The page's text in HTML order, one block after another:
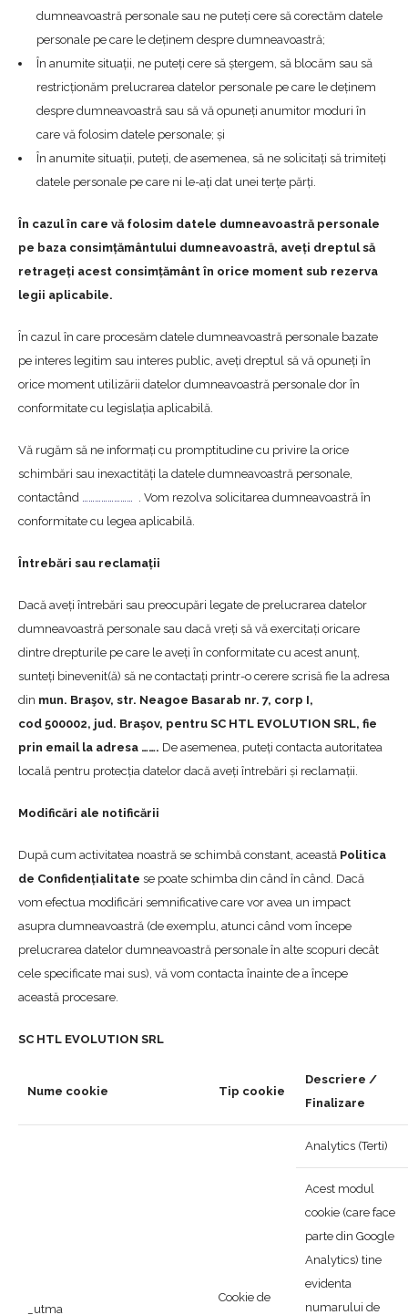
dumneavoastră personale sau ne puteți cere să corectăm datele
personale pe care le deținem despre dumneavoastră;
În anumite situații, ne puteți cere să ștergem, să blocăm sau să
restricționăm prelucrarea datelor personale pe care le deținem
despre dumneavoastră sau să vă opuneți anumitor moduri în
care vă folosim datele personale; și
În anumite situații, puteți, de asemenea, să ne solicitați să trimiteți
datele personale pe care ni le-ați dat unei terțe părți.
În cazul în care vă folosim datele dumneavoastră personale
pe baza consimțământului dumneavoastră, aveți dreptul să
retrageți acest consimțământ în orice moment sub rezerva
legii aplicabile.
În cazul în care procesăm datele dumneavoastră personale bazate
pe interes legitim sau interes public, aveți dreptul să vă opuneți în
orice moment utilizării datelor dumneavoastră personale dor în
conformitate cu legislația aplicabilă.
Vă rugăm să ne informați cu promptitudine cu privire la orice
schimbări sau inexactități la datele dumneavoastră personale,
contactând …………………… . Vom rezolva solicitarea dumneavoastră în
conformitate cu legea aplicabilă.
Întrebări sau reclamații
Dacă aveți întrebări sau preocupări legate de prelucrarea datelor
dumneavoastră personale sau dacă vreți să vă exercitați oricare
dintre drepturile pe care le aveți în conformitate cu acest anunț,
sunteți binevenit(ă) să ne contactați printr-o cerere scrisă fie la adresa
din mun. Braşov, str. Neagoe Basarab nr. 7, corp I,
cod 500002, jud. Braşov, pentru SC HTL EVOLUTION SRL, fie
prin email la adresa ……. De asemenea, puteți contacta autoritatea
locală pentru protecția datelor dacă aveți întrebări și reclamații.
Modificări ale notificării
După cum activitatea noastră se schimbă constant, această Politica
de Confidențialitate se poate schimba din când în când. Dacă
vom efectua modificări semnificative care vor avea un impact
asupra dumneavoastră (de exemplu, atunci când vom începe
prelucrarea datelor dumneavoastră personale în alte scopuri decât
cele specificate mai sus), vă vom contacta înainte de a începe
această procesare.
SC HTL EVOLUTION SRL
Nume cookie Tip cookie
Descriere /
Finalizare
_utma
Cookie de
Analytics (Terti)
Acest modul
cookie (care face
parte din Google
Analytics) tine
evidenta
numarului de